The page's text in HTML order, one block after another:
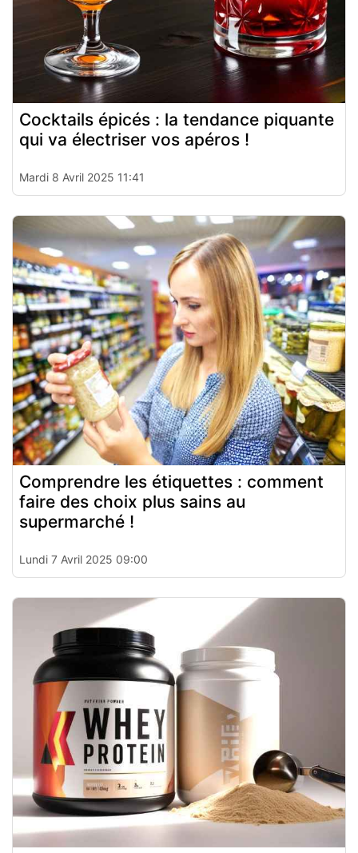
Cocktails épicés : la tendance piquante
qui va électriser vos apéros !
Mardi 8 Avril 2025 11:41
Comprendre les étiquettes : comment
faire des choix plus sains au
supermarché !
Lundi 7 Avril 2025 09:00